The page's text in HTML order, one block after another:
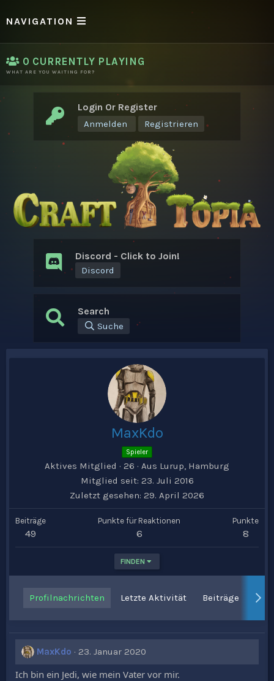
NAVIGATION
0 CURRENTLY PLAYING
WHAT ARE YOU WAITING FOR?
Login Or Register
Anmelden Registrieren
Discord - Click to Join!
Discord
Search
Suche
MaxKdo
Spieler
Aktives Mitglied · 26 · Aus Lurup, Hamburg
Mitglied seit 23. Juli 2016
Zuletzt gesehen 29. April 2026
Beiträge
49
Punkte für Reaktionen
6
Punkte
8
FINDEN
Profilnachrichten Letzte Aktivität Beiträge
MaxKdo 23. Januar 2020
Ich bin ein Jedi, wie mein Vater vor mir.